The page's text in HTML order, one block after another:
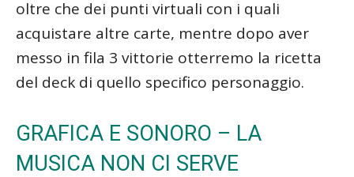
oltre che dei punti virtuali con i quali
acquistare altre carte, mentre dopo aver
messo in fila 3 vittorie otterremo la ricetta
del deck di quello specifico personaggio.
GRAFICA E SONORO – LA
MUSICA NON CI SERVE